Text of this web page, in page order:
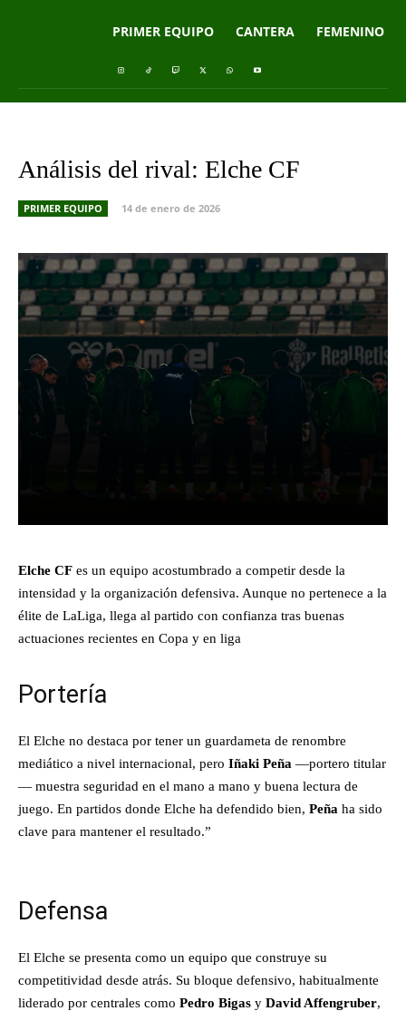
PRIMER EQUIPO CANTERA FEMENINO
Análisis del rival: Elche CF
PRIMER EQUIPO 14 de enero de 2026
Elche CF es un equipo acostumbrado a competir desde la
intensidad y la organización defensiva. Aunque no pertenece a la
élite de LaLiga, llega al partido con confianza tras buenas
actuaciones recientes en Copa y en liga
Portería
El Elche no destaca por tener un guardameta de renombre
mediático a nivel internacional, pero Iñaki Peña —portero titular
— muestra seguridad en el mano a mano y buena lectura de
juego. En partidos donde Elche ha defendido bien, Peña ha sido
clave para mantener el resultado.”
Defensa
El Elche se presenta como un equipo que construye su
competitividad desde atrás. Su bloque defensivo, habitualmente
liderado por centrales como Pedro Bigas y David Affengruber,